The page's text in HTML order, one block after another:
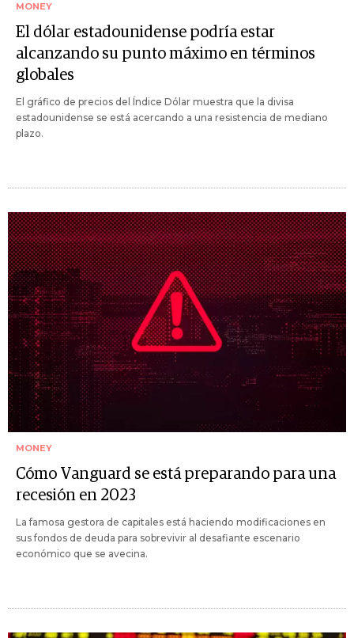
MONEY
El dólar estadounidense podría estar
alcanzando su punto máximo en términos
globales
El gráfico de precios del Índice Dólar muestra que la divisa
estadounidense se está acercando a una resistencia de mediano
plazo.
MONEY
Cómo Vanguard se está preparando para una
recesión en 2023
La famosa gestora de capitales está haciendo modificaciones en
sus fondos de deuda para sobrevivir al desafiante escenario
económico que se avecina.